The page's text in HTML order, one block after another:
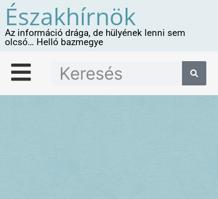
Északhírnök
Az információ drága, de hülyének lenni sem
olcsó… Helló bazmegye